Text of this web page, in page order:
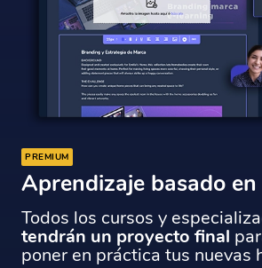
PREMIUM
Aprendizaje basado
Todos los cursos y
tendrán un proyecto final
poner en práctica tus nuevas